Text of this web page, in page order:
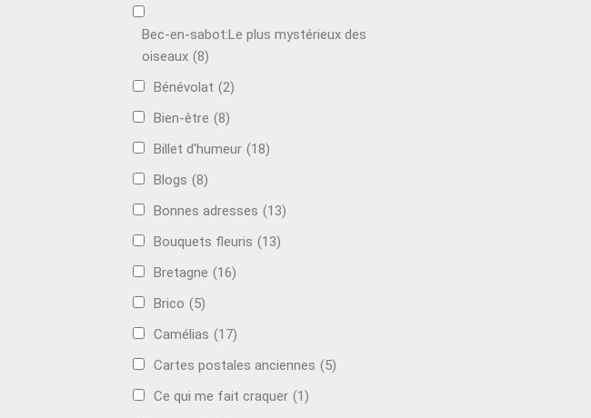
Bec-en-sabot:Le plus mystérieux des
oiseaux (8)
Bénévolat (2)
Bien-être (8)
Billet d'humeur (18)
Blogs (8)
Bonnes adresses (13)
Bouquets fleuris (13)
Bretagne (16)
Brico (5)
Camélias (17)
Cartes postales anciennes (5)
Ce qui me fait craquer (1)